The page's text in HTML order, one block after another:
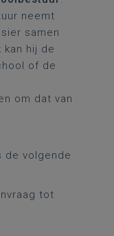
neemt
samen
hij de
of de
om dat van
de volgende
tot